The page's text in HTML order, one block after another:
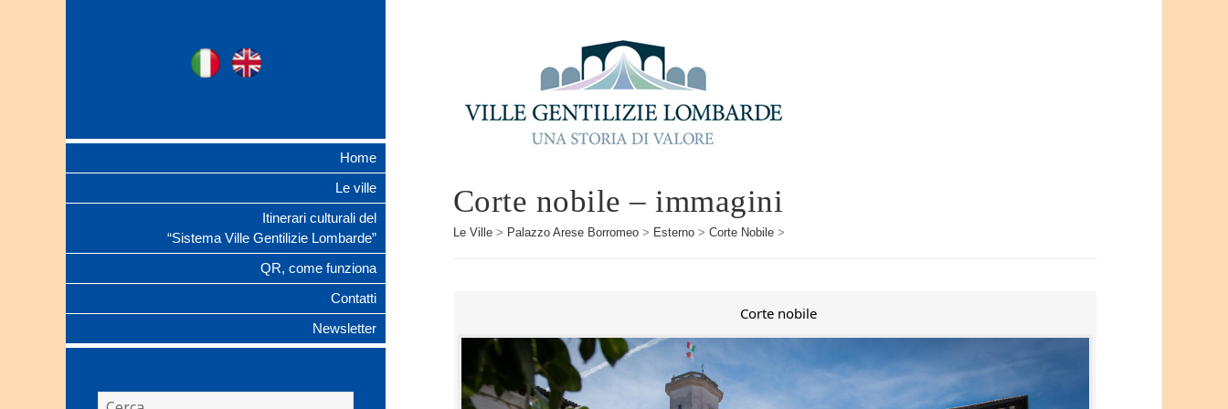
Ville Gentilizie
Ita
Home
Le ville
Itinerari culturali del
“Sistema Ville Gentilizie Lombarde”
QR, come funziona
Contatti
Newsletter
Ricerca
Corte nobile – immagini
Le Ville> Palazzo Arese Borromeo> Esterno> Corte Nobile>
Corte nobile